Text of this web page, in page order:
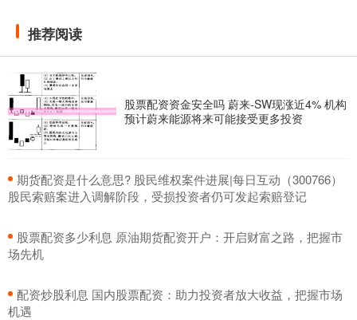
推荐阅读
股票配资资金安全吗 蔚来-SW现涨近4% 机构
预计蔚来能源将来可能接受更多投资
​期货配资是什么意思? 股民维权案件进展|每日互动（300766）
股民索赔案进入调解阶段，受损投资者仍可发起索赔登记
​股票配资多少利息 原油期货配资开户：开启财富之路，把握市
场先机
​配资炒股利息 国内股票配资：助力投资者放大收益，把握市场
机遇